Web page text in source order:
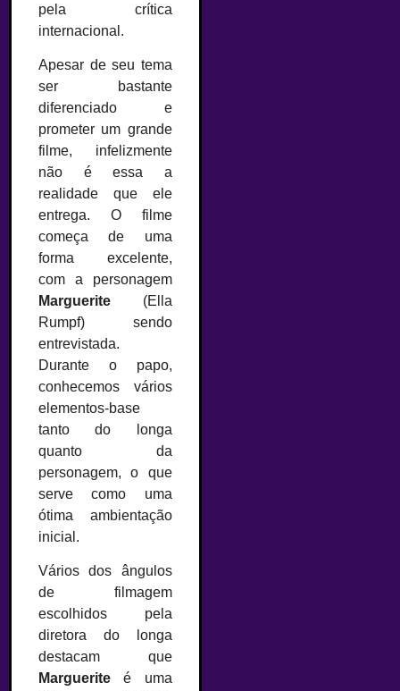
pela crítica
internacional.
Apesar de seu tema
ser bastante
diferenciado e
prometer um grande
filme, infelizmente
não é essa a
realidade que ele
entrega. O filme
começa de uma
forma excelente,
com a personagem
Marguerite (Ella
Rumpf) sendo
entrevistada.
Durante o papo,
conhecemos vários
elementos-base
tanto do longa
quanto da
personagem, o que
serve como uma
ótima ambientação
inicial.
Vários dos ângulos
de filmagem
escolhidos pela
diretora do longa
destacam que
Marguerite é uma